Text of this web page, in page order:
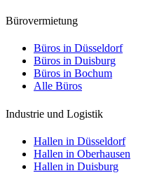
Bürovermietung
Büros in Düsseldorf
Büros in Duisburg
Büros in Bochum
Alle Büros
Industrie und Logistik
Hallen in Düsseldorf
Hallen in Oberhausen
Hallen in Duisburg